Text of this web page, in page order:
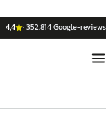
4,4 ·352.814Google-reviews